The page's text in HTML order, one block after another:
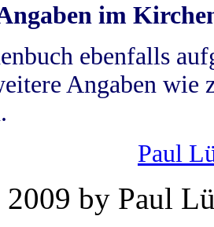
im
ebenfalls
Angaben wie
Paul
by Paul